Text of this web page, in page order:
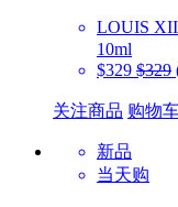
LOUIS
10ml
$329 $329
关注商品 购物
新品
当天购